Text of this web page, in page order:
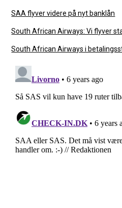
SAA flyver videre på nyt banklån
South African Airways: Vi flyver
South African Airways i